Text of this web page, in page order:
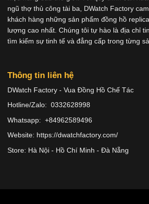
ngũ thợ thủ công tài ba, DWatch Factory
khách hàng những sản phẩm đồng hồ
lượng cao nhất. Chúng tôi tự hào là địa chỉ
tìm kiếm sự tinh tế và đẳng cấp trong từng
Thông tin liên hệ
DWatch Factory - Vua Đồng Hồ Chế Tác
Hotline/Zalo: 0332628998
Whatsapp: +84962589496
Website: https://dwatchfactory.com/
Store: Hà Nội - Hồ Chí Minh - Đà Nẵng